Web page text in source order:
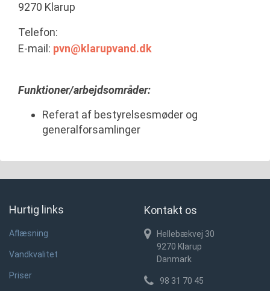
9270 Klarup
Telefon:
E-mail: pvn@klarupvand.dk
Funktioner/arbejdsområder:
Referat af bestyrelsesmøder og
generalforsamlinger
Hurtig links
Aflæsning
Vandkvalitet
Priser
Kontakt os
Hellebækvej 30
9270 Klarup
Danmark
98 31 70 45